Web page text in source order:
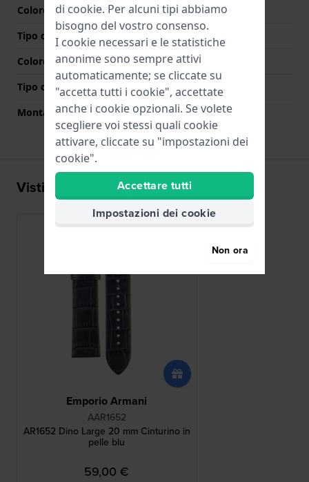
Colore cinturino
Azzurro o blu
Tipo di chiusura
Fibbia
Colore Chiusura
Argento
Tipo di montatura
Perni a molla
Montatura dritta
Si
Visti di recente
Emporio Armani
AAR1652
AR1652 Dino Large 20 mm Cinturino in
pelle blu
59,00 €
di cookie. Per alcuni tipi abbiamo
bisogno del vostro consenso.
I cookie necessari e le statistiche
anonime sono sempre attivi
automaticamente; se cliccate su
"accetta tutti i cookie", accettate
anche i cookie opzionali. Se volete
scegliere voi stessi quali cookie
attivare, cliccate su "impostazioni dei
cookie".
Accettare tutti
Impostazioni dei cookie
Non ora